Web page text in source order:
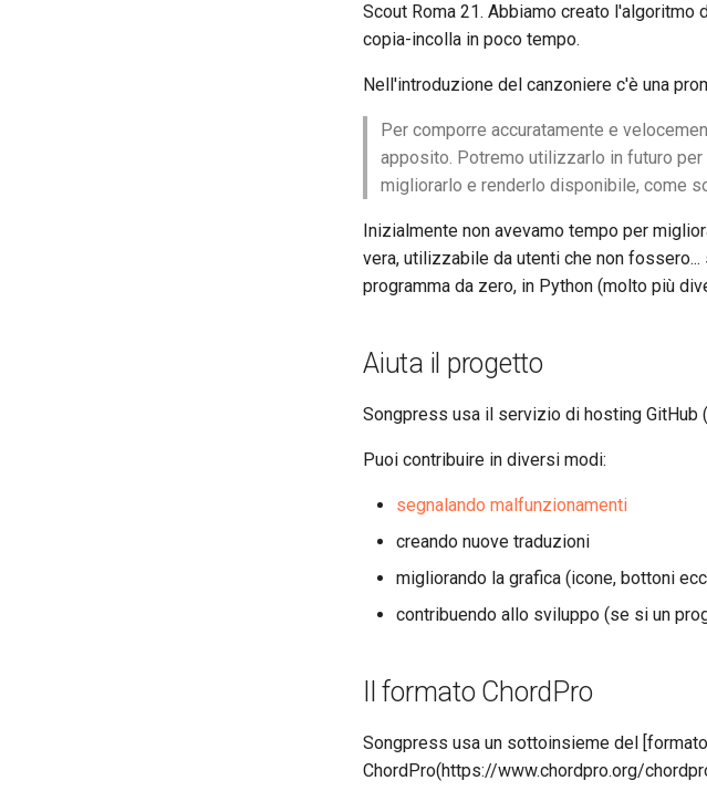
Scout Roma 21. Abbiamo creato
copia-incolla in poco tempo.
Nell'introduzione del canzoniere c'è una
Per comporre accuratamente e
apposito. Potremo utilizzarlo in futuro
migliorarlo e renderlo disponibile, come
Inizialmente non avevamo tempo per
vera, utilizzabile da utenti che non
programma da zero, in Python (molto più
Aiuta il progetto
Songpress usa il servizio di hosting GitHub
Puoi contribuire in diversi modi:
segnalando malfunzionamenti
creando nuove traduzioni
migliorando la grafica (icone, bottoni
contribuendo allo sviluppo (se si un
Il formato ChordPro
Songpress usa un sottoinsieme del [formato
ChordPro(https://www.chordpro.org/